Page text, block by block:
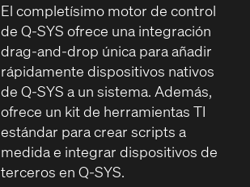
El completísimo motor de control
de Q-SYS ofrece una integración
drag-and-drop única para añadir
rápidamente dispositivos nativos
de Q-SYS a un sistema. Además,
ofrece un kit de herramientas TI
estándar para crear scripts a
medida e integrar dispositivos de
terceros en Q-SYS.